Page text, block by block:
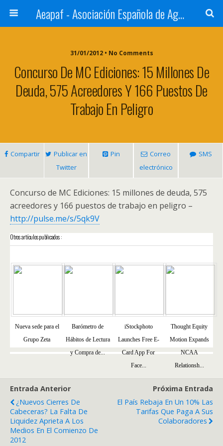
Aeapaf - Asociación Española de Agencias de Prensa y Archivos Fotográficos
31/01/2012 • No Comments
Concurso De MC Ediciones: 15 Millones De
Deuda, 575 Acreedores Y 166 Puestos De
Trabajo En Peligro
Compartir
Publicar en
Twitter
Pin
Correo
electrónico
SMS
Concurso de MC Ediciones: 15 millones de deuda, 575
acreedores y 166 puestos de trabajo en peligro –
http://pulse.me/s/5qk9V
Otros artículos publicados :
Nueva sede para el
Grupo Zeta
Barómetro de
Hábitos de Lectura
y Compra de...
iStockphoto
Launches Free E-
Card App For
Face...
Thought Equity
Motion Expands
NCAA
Relationsh...
Entrada Anterior
¿Nuevos Cierres De
Cabeceras? La Falta De
Liquidez Aprieta A Los
Medios En El Comienzo De
2012
Próxima Entrada
El País Rebaja En Un 10% Las
Tarifas Que Paga A Sus
Colaboradores